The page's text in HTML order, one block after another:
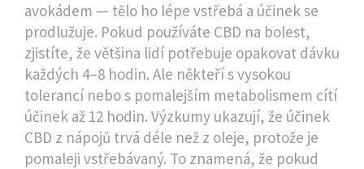
avokádem — tělo ho lépe vstřebá a účinek se
prodlužuje. Pokud používáte CBD na bolest,
zjistíte, že většina lidí potřebuje opakovat dávku
každých 4–8 hodin. Ale někteří s vysokou
tolerancí nebo s pomalejším metabolismem cítí
účinek až 12 hodin. Výzkumy ukazují, že účinek
CBD z nápojů trvá déle než z oleje, protože je
pomaleji vstřebávaný. To znamená, že pokud